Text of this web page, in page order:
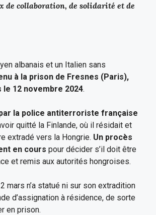
de collaboration, de solidarité et de
albanais et un Italien sans
à la prison de Fresnes (Paris),
le 12 novembre 2024.
la police antiterroriste française
quitté la Finlande, où il résidait et
extradé vers la Hongrie. Un procès
en cours pour décider s’il doit être
et remis aux autorités hongroises.
mars n’a statué ni sur son extradition
d’assignation à résidence, de sorte
en prison.